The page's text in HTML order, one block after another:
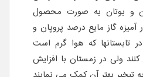
و بوتان به صورت محصول
گاز مایع درصد پروپان و
تابستانها که هوا گرم است
ولی در زمستان با افزایش